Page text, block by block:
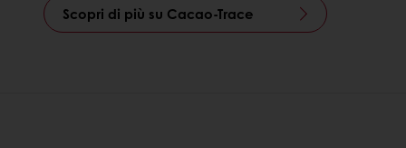
Scopri di più su Cacao-Trace